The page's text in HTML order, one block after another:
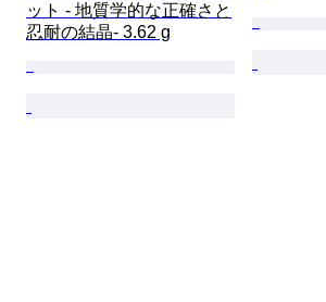
ット - 地質学的な正確さと
忍耐の結晶- 3.62 g